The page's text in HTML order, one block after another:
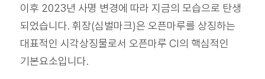
이후 2023년 사명 변경에 따라 지금의 모습으로 탄생
되었습니다. 휘장(심벌마크)은 오픈마루를 상징하는
대표적인 시각상징물로서 오픈마루 CI의 핵심적인
기본요소입니다.